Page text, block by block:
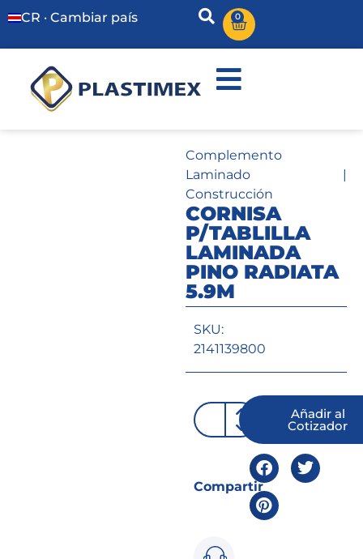
CR · Cambiar país 0
Complemento
Laminado|
Construcción
CORNISA
P/TABLILLA
LAMINADA
PINO RADIATA
5.9M
SKU:
2141139800
Añadir al
Cotizador
Compartir